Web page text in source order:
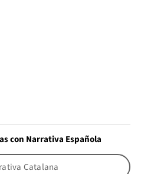
con Narrativa Española
Catalana